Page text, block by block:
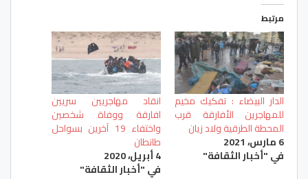
مرتبط
الدار البيضاء : تفكيك مخيم
للمهاجرين الأفارقة قرب
المحطة الطرقية ولاد زيان
6 مارس، 2021
في "أخبار الثقافة"
انقاد مهاجريين سريين
افارقة ووفاة شخصين
واختفاء 19 آخرين بسواحل
طانطان
4 أبريل، 2020
في "أخبار الثقافة"